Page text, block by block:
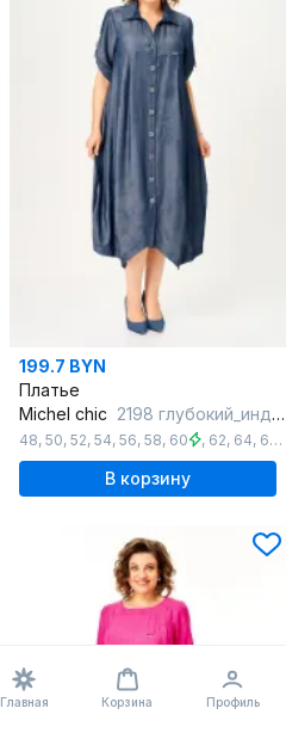
66
199.7 BYN
Платье
Michel chic 2198 глубокий_индиго
48, 50, 52, 54, 56, 58, 60 , 62, 64, 66 ,
В корзину
Главная Корзина Профиль